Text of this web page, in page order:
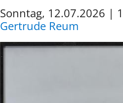
Sonntag, 12.07.2026 |
Gertrude Reum